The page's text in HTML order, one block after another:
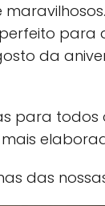
para
da
para todos
das